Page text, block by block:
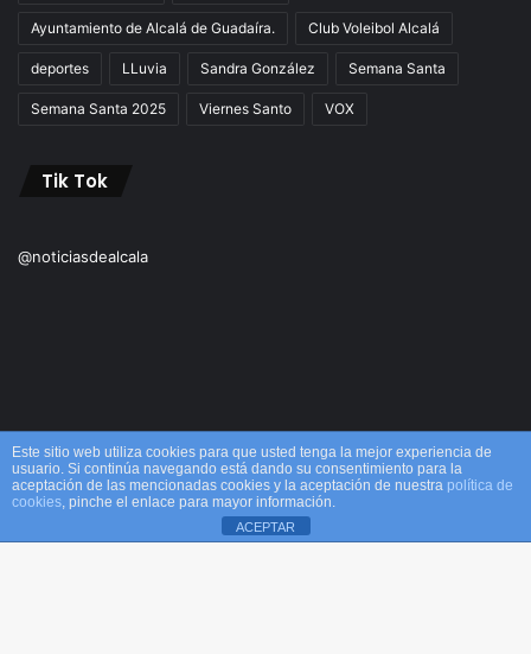
Ayuntamiento de Alcalá de Guadaíra. Club Voleibol Alcalá
deportes LLuvia Sandra González Semana Santa
Semana Santa 2025 Viernes Santo VOX
Tik Tok
@noticiasdealcala
© Copyright 2026, Todos los derechos reservados M&M |
Alcalá
Facebook X WhatsApp Telegram Viber
Este sitio web utiliza cookies para que usted tenga la mejor experiencia de
usuario. Si continúa navegando está dando su consentimiento para la
aceptación de las mencionadas cookies y la aceptación de nuestra política de
cookies, pinche el enlace para mayor información.
ACEPTAR